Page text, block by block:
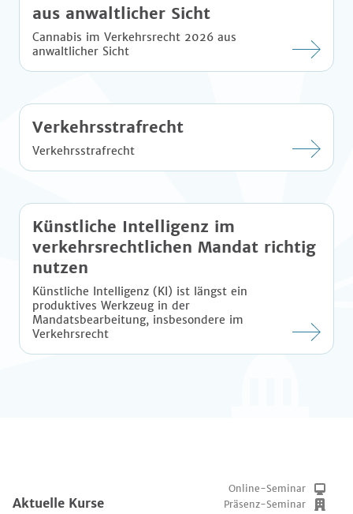
aus anwaltlicher Sicht
Cannabis im Verkehrsrecht 2026 aus
anwaltlicher Sicht
Verkehrsstrafrecht
Verkehrsstrafrecht
Künstliche Intelligenz im
verkehrsrechtlichen Mandat richtig
nutzen
Künstliche Intelligenz (KI) ist längst ein
produktives Werkzeug in der
Mandatsbearbeitung, insbesondere im
Verkehrsrecht
Aktuelle Kurse
Online-Seminar
Präsenz-Seminar